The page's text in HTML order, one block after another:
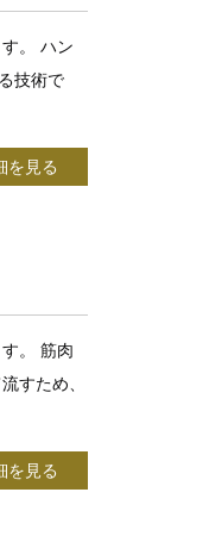
。 ハン
技術で
を見る
。 筋肉
すため、
を見る